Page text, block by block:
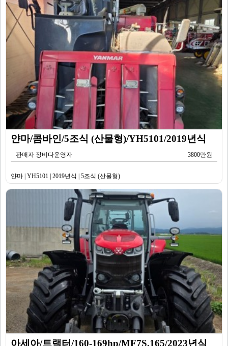
얀마/콤바인/5조식 (산물형)/YH5101/2019년식
판매자 장비다운영자 3800만원
얀마 | YH5101 | 2019년식 | 5조식 (산물형)
아세아/트랙터/160-169hp/MF7S.165/2023년식